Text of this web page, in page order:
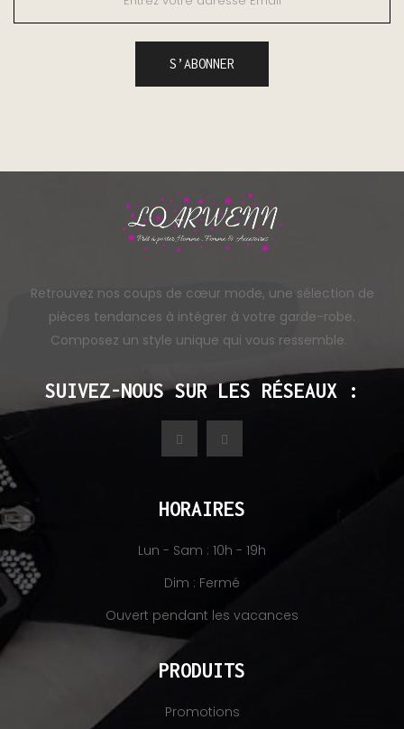
Retrouvez nos coups de cœur mode, une sélection de
pièces tendances à intégrer à votre garde-robe.
Composez un style unique qui vous ressemble.
SUIVEZ-NOUS SUR LES RÉSEAUX :
HORAIRES
Lun - Sam : 10h - 19h
Dim : Fermé
Ouvert pendant les vacances
PRODUITS
Promotions